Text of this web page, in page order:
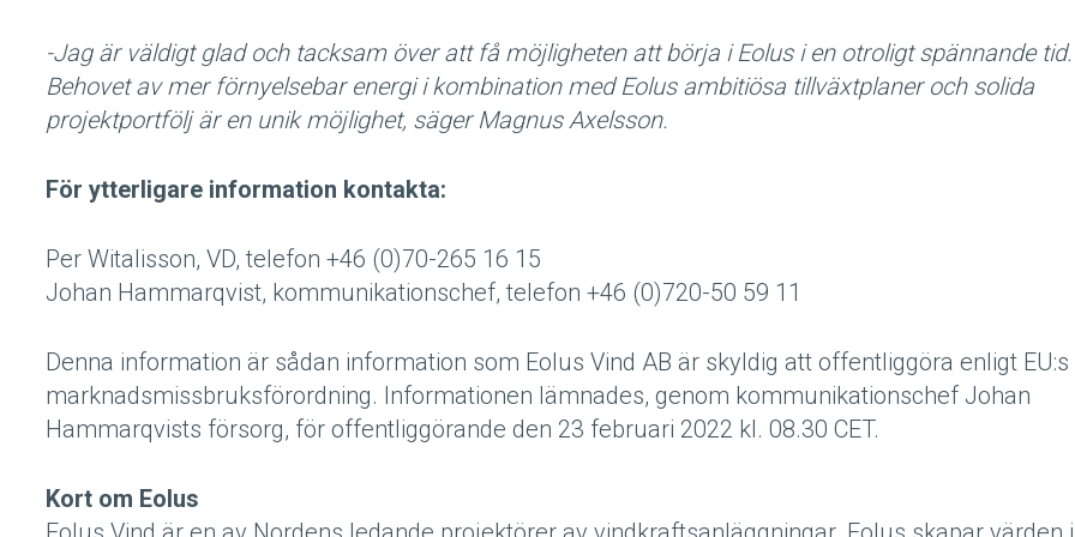
-Jag är väldigt glad och tacksam över att få möjligheten att börja i Eolus i en otroligt spännande tid.
Behovet av mer förnyelsebar energi i kombination med Eolus ambitiösa tillväxtplaner och solida
projektportfölj är en unik möjlighet, säger Magnus Axelsson.
För ytterligare information kontakta:
Per Witalisson, VD, telefon +46 (0)70-265 16 15
Johan Hammarqvist, kommunikationschef, telefon +46 (0)720-50 59 11
Denna information är sådan information som Eolus Vind AB är skyldig att offentliggöra enligt EU:s
marknadsmissbruksförordning. Informationen lämnades, genom kommunikationschef Johan
Hammarqvists försorg, för offentliggörande den 23 februari 2022 kl. 08.30 CET.
Kort om Eolus